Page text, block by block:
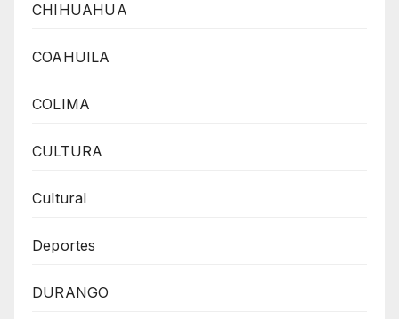
CHIHUAHUA
COAHUILA
COLIMA
CULTURA
Cultural
Deportes
DURANGO